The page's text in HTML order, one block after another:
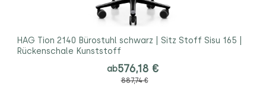
HAG Tion 2140 Bürostuhl schwarz | Sitz Stoff Sisu 165 |
Rückenschale Kunststoff
ab576,18 €
887,74 €